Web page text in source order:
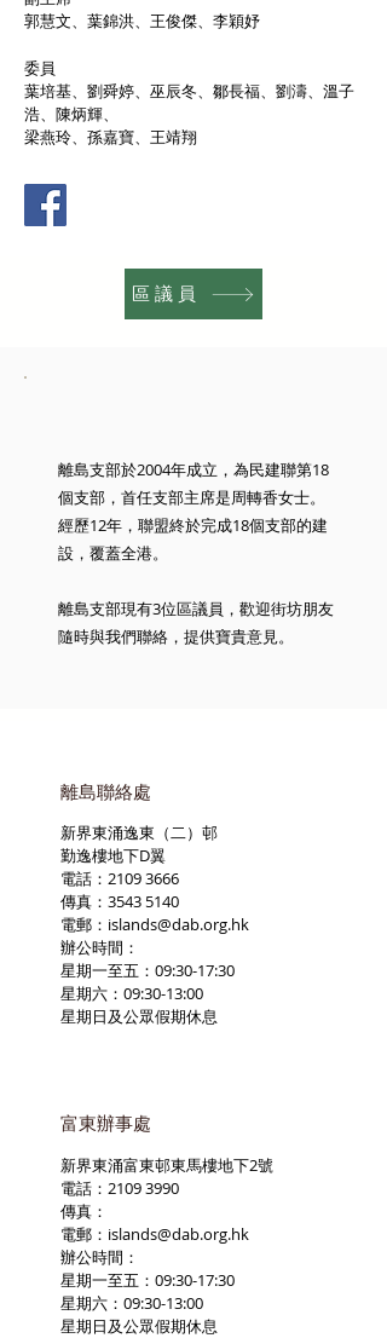
郭慧文、葉錦洪、王俊傑、李穎妤
委員
葉培基、劉舜婷、巫辰冬、鄒長福、劉濤、溫子
浩、陳炳輝、
梁燕玲、孫嘉寶、王靖翔
區議員
離島支部於2004年成立，為民建聯第18
個支部，首任支部主席是周轉香女士。
經歷12年，聯盟終於完成18個支部的建
設，覆蓋全港。
離島支部現有3位區議員，歡迎街坊朋友
隨時與我們聯絡，提供寶貴意見。
離島聯絡處
新界東涌逸東（二）邨
勤逸樓地下D翼
電話：2109 3666
傳真：3543 5140
電郵： islands@dab.org.hk
辦公時間：
星期一至五：09:30-17:30
星期六：09:30-13:00
星期日及公眾假期休息
富東辦事處
新界東涌富東邨東馬樓地下2號
電話：2109 3990
傳真：
電郵： islands@dab.org.hk
辦公時間：
星期一至五：09:30-17:30
星期六：09:30-13:00
星期日及公眾假期休息